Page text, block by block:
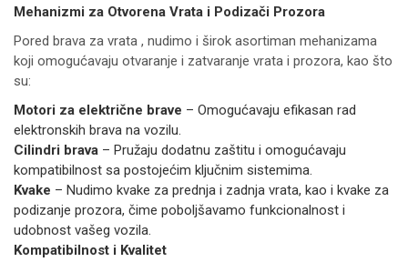
Mehanizmi za Otvorena Vrata i Podizači Prozora
Pored brava za vrata , nudimo i širok asortiman mehanizama
koji omogućavaju otvaranje i zatvaranje vrata i prozora, kao što
su:
Motori za električne brave – Omogućavaju efikasan rad
elektronskih brava na vozilu.
Cilindri brava – Pružaju dodatnu zaštitu i omogućavaju
kompatibilnost sa postojećim ključnim sistemima.
Kvake – Nudimo kvake za prednja i zadnja vrata, kao i kvake za
podizanje prozora, čime poboljšavamo funkcionalnost i
udobnost vašeg vozila.
Kompatibilnost i Kvalitet